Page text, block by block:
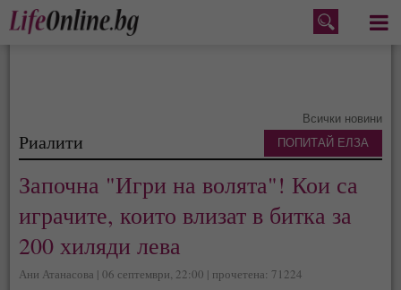
Меню
Всички новини
Риалити
Започна "Игри на волята"! Кои са
играчите, които влизат в битка за
200 хиляди лева
Ани Атанасова | 06 септември, 22:00 | прочетена: 71224
ПОПИТАЙ ЕЛЗА